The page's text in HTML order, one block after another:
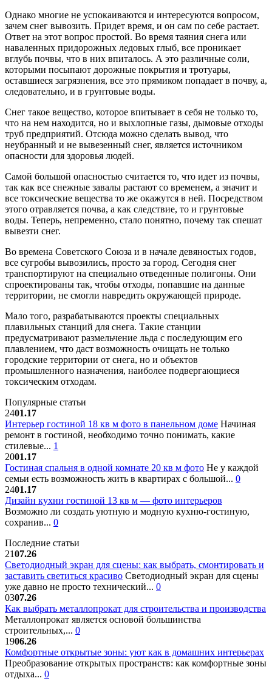
Однако многие не успокаиваются и интересуются вопросом,
зачем снег вывозить. Придет время, и он сам по себе растает.
Ответ на этот вопрос простой. Во время таяния снега или
наваленных придорожных ледовых глыб, все проникает
вглубь почвы, что в них впиталось. А это различные соли,
которыми посыпают дорожные покрытия и тротуары,
оставшиеся загрязнения, все это прямиком попадает в почву, а,
следовательно, и в грунтовые воды.
Снег такое вещество, которое впитывает в себя не только то,
что на нем находится, но и выхлопные газы, дымовые отходы
труб предприятий. Отсюда можно сделать вывод, что
неубранный и не вывезенный снег, является источником
опасности для здоровья людей.
Самой большой опасностью считается то, что идет из почвы,
так как все снежные завалы растают со временем, а значит и
все токсические вещества то же окажутся в ней. Посредством
этого отравляется почва, а как следствие, то и грунтовые
воды. Теперь, непременно, стало понятно, почему так спешат
вывезти снег.
Во времена Советского Союза и в начале девяностых годов,
все сугробы вывозились, просто за город. Сегодня снег
транспортируют на специально отведенные полигоны. Они
спроектированы так, чтобы отходы, попавшие на данные
территории, не смогли навредить окружающей природе.
Мало того, разрабатываются проекты специальных
плавильных станций для снега. Такие станции
предусматривают размельчение льда с последующим его
плавлением, что даст возможность очищать не только
городские территории от снега, но и объектов
промышленного назначения, наиболее подвергающиеся
токсическим отходам.
Популярные статьи
2401.17
Интерьер гостиной 18 кв м фото в панельном доме Начиная
ремонт в гостиной, необходимо точно понимать, какие
стилевые... 1
2001.17
Гостиная спальня в одной комнате 20 кв м фото Не у каждой
семьи есть возможность жить в квартирах с большой... 0
2401.17
Дизайн кухни гостиной 13 кв м — фото интерьеров
Возможно ли создать уютную и модную кухню-гостиную,
сохранив... 0
Последние статьи
2107.26
Светодиодный экран для сцены: как выбрать, смонтировать и
заставить светиться красиво Светодиодный экран для сцены
уже давно не просто технический... 0
0307.26
Как выбрать металлопрокат для строительства и производства
Металлопрокат является основой большинства
строительных,... 0
1906.26
Комфортные открытые зоны: уют как в домашних интерьерах
Преобразование открытых пространств: как комфортные зоны
отдыха... 0